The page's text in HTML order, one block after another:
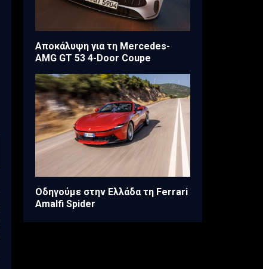
Αποκάλυψη για τη Mercedes-
AMG GT 53 4-Door Coupe
Οδηγούμε στην Ελλάδα τη Ferrari
Amalfi Spider